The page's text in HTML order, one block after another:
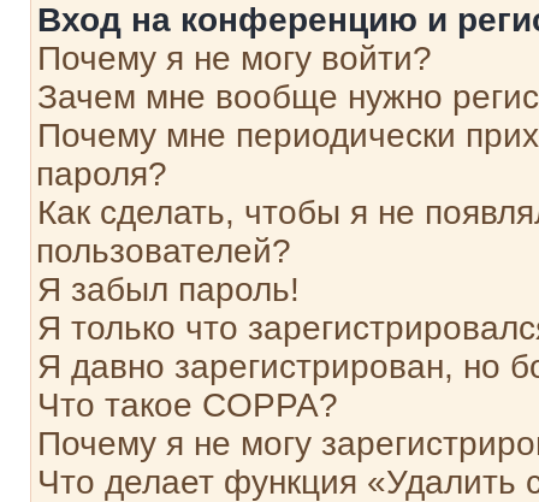
Вход на конференцию и
Почему я не могу войти?
Зачем мне вообще нужно
Почему мне периодически
пароля?
Как сделать, чтобы я не
пользователей?
Я забыл пароль!
Я только что
Я давно зарегистрирован, но
Что такое COPPA?
Почему я не могу
Что делает функция «Удалить